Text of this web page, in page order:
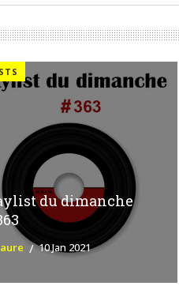
du dimanche
10 Jan 2021